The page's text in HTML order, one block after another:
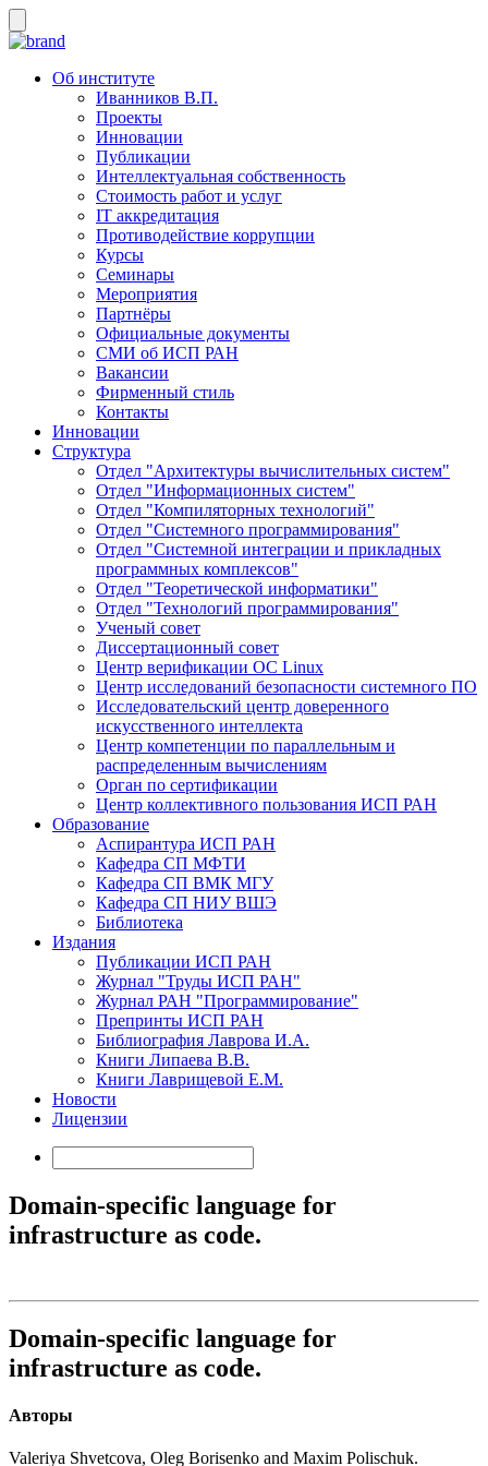
Об институте
Иванников В.П.
Проекты
Инновации
Публикации
Интеллектуальная собственность
Стоимость работ и услуг
IT аккредитация
Противодействие коррупции
Курсы
Семинары
Мероприятия
Партнёры
Официальные документы
СМИ об ИСП РАН
Вакансии
Фирменный стиль
Контакты
Инновации
Структура
Отдел "Архитектуры вычислительных систем"
Отдел "Информационных систем"
Отдел "Компиляторных технологий"
Отдел "Системного программирования"
Отдел "Системной интеграции и прикладных
программных комплексов"
Отдел "Теоретической информатики"
Отдел "Технологий программирования"
Ученый совет
Диссертационный совет
Центр верификации ОС Linux
Центр исследований безопасности системного ПО
Исследовательский центр доверенного
искусственного интеллекта
Центр компетенции по параллельным и
распределенным вычислениям
Орган по сертификации
Центр коллективного пользования ИСП РАН
Образование
Аспирантура ИСП РАН
Кафедра СП МФТИ
Кафедра СП ВМК МГУ
Кафедра СП НИУ ВШЭ
Библиотека
Издания
Публикации ИСП РАН
Журнал "Труды ИСП РАН"
Журнал РАН "Программирование"
Препринты ИСП РАН
Библиография Лаврова И.А.
Книги Липаева В.В.
Книги Лаврищевой Е.М.
Новости
Лицензии
Domain-specific language for
infrastructure as code.
Domain-specific language for
infrastructure as code.
Авторы
Valeriya Shvetcova, Oleg Borisenko and Maxim Polischuk.